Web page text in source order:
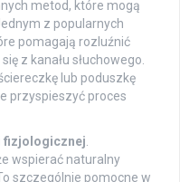
metod, które mogą
z popularnych
pomagają rozluźnić
z kanału słuchowego.
lub poduszkę
przyspieszyć proces
fizjologicznej
wspierać naturalny
szczególnie pomocne w